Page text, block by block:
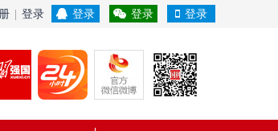
登录 登录 登录 登录